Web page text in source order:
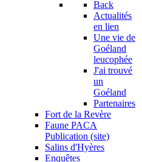
Back
Actualités
en lien
Une vie de
Goéland
leucophée
J'ai trouvé
un
Goéland
Partenaires
Fort de la Revère
Faune PACA
Publication (site)
Salins d'Hyères
Enquêtes